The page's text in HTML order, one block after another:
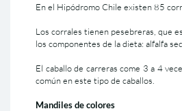
En el Hipódromo Chile existen 85
Los corrales tienen pesebreras, que
los componentes de la dieta: alfalfa
El caballo de carreras come 3 a 4
común en este tipo de caballos.
Mandiles de colores